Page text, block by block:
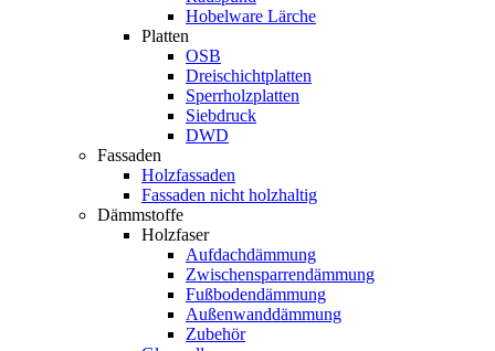
Hobelware Lärche
Platten
OSB
Dreischichtplatten
Sperrholzplatten
Siebdruck
DWD
Fassaden
Holzfassaden
Fassaden nicht holzhaltig
Dämmstoffe
Holzfaser
Aufdachdämmung
Zwischensparrendämmung
Fußbodendämmung
Außenwanddämmung
Zubehör